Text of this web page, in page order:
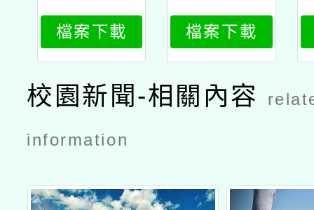
鄉閩東語言
及文化暑假
學生體驗營
隊實施計畫
檔案下載
鄉閩東語言
及文化暑假
學生體驗營
隊實施計畫
檔案下載
校園新聞-相關內容
information